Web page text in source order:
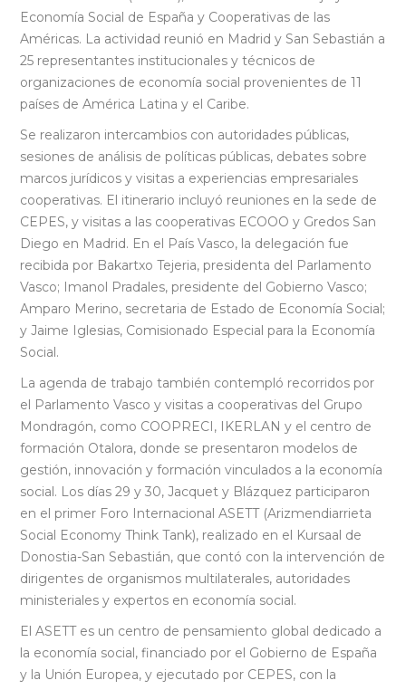
Economía Social de España y Cooperativas de las
Américas. La actividad reunió en Madrid y San Sebastián a
25 representantes institucionales y técnicos de
organizaciones de economía social provenientes de 11
países de América Latina y el Caribe.
Se realizaron intercambios con autoridades públicas,
sesiones de análisis de políticas públicas, debates sobre
marcos jurídicos y visitas a experiencias empresariales
cooperativas. El itinerario incluyó reuniones en la sede de
CEPES, y visitas a las cooperativas ECOOO y Gredos San
Diego en Madrid. En el País Vasco, la delegación fue
recibida por Bakartxo Tejeria, presidenta del Parlamento
Vasco; Imanol Pradales, presidente del Gobierno Vasco;
Amparo Merino, secretaria de Estado de Economía Social;
y Jaime Iglesias, Comisionado Especial para la Economía
Social.
La agenda de trabajo también contempló recorridos por
el Parlamento Vasco y visitas a cooperativas del Grupo
Mondragón, como COOPRECI, IKERLAN y el centro de
formación Otalora, donde se presentaron modelos de
gestión, innovación y formación vinculados a la economía
social. Los días 29 y 30, Jacquet y Blázquez participaron
en el primer Foro Internacional ASETT (Arizmendiarrieta
Social Economy Think Tank), realizado en el Kursaal de
Donostia-San Sebastián, que contó con la intervención de
dirigentes de organismos multilaterales, autoridades
ministeriales y expertos en economía social.
El ASETT es un centro de pensamiento global dedicado a
la economía social, financiado por el Gobierno de España
y la Unión Europea, y ejecutado por CEPES, con la